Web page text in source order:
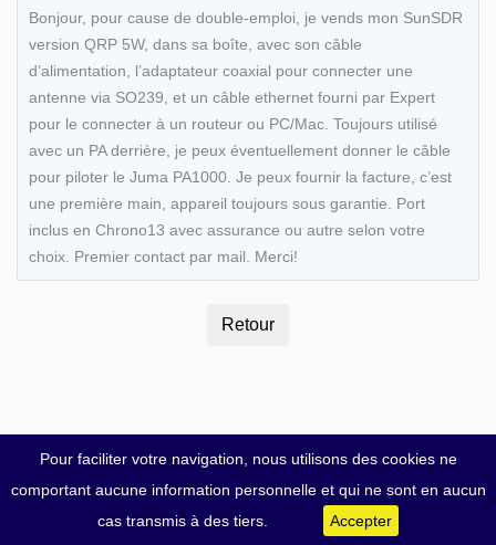
Pour faciliter votre navigation, nous utilisons des cookies ne
comportant aucune information personnelle et qui ne sont en aucun
cas transmis à des tiers.
Accepter
Bonjour, pour cause de double-emploi, je vends mon SunSDR
version QRP 5W, dans sa boîte, avec son câble
d’alimentation, l’adaptateur coaxial pour connecter une
antenne via SO239, et un câble ethernet fourni par Expert
pour le connecter à un routeur ou PC/Mac. Toujours utilisé
avec un PA derrière, je peux éventuellement donner le câble
pour piloter le Juma PA1000. Je peux fournir la facture, c’est
une première main, appareil toujours sous garantie. Port
inclus en Chrono13 avec assurance ou autre selon votre
choix. Premier contact par mail. Merci!